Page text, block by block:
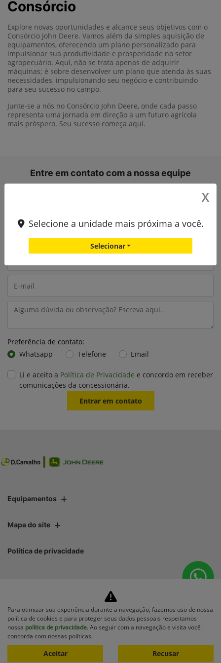
Consórcio
Explore novas oportunidades e alcance seus objetivos com o
Consórcio John Deere. Vamos além da simples aquisição de
equipamentos, oferecendo um plano personalizado para
impulsionar sua produtividade e prosperidade no setor
agropecuário. Aqui, não se trata apenas de adquirir
máquinas; é sobre desenvolver um plano que atenda às suas
necessidades, impulsionando seu negócio e contribuindo
para seu sucesso no campo.
Junte-se a nós no Consórcio John Deere, onde cada passo
representa uma jornada em direção a um futuro agrícola
mais próspero. Seu sucesso começa aqui.
Entre em contato com a nossa equipe
formulário abaixo que entraremos em contato rapidamente.
Preferência de contato:
Whatsapp
Telefone Email
Li e aceito a Política de Privacidade e concordo em receber
comunicações da concessionária.
Entrar em contato
Equipamentos
Mapa do site
Política de privacidade
No trânsito, enxergar o outro
salva vidas.
Desenvolvido pela DEALERSPACE ® Direitos Reservados.
X
Selecione a unidade mais próxima a você.
Selecionar
Para otimizar sua experiência durante a navegação, fazemos uso de nossa
política de cookies e para proteger seus dados pessoais respeitamos
nossa política de privacidade. Ao seguir com a navegação e visita você
concorda com nossas políticas.
Aceitar Recusar